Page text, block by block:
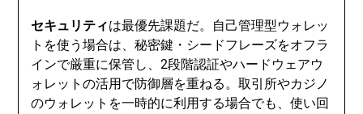
セキュリティは最優先課題だ。自己管理型ウォレッ
トを使う場合は、秘密鍵・シードフレーズをオフラ
インで厳重に保管し、2段階認証やハードウェアウ
ォレットの活用で防御層を重ねる。取引所やカジノ
のウォレットを一時的に利用する場合でも、使い回